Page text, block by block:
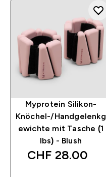
Myprotein Silikon-
Knöchel-/Handgelenkg
ewichte mit Tasche (1
lbs) - Blush
CHF 28.00‎